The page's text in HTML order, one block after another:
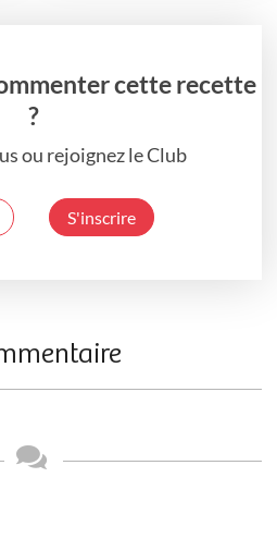
cette recette
?
ou rejoignez le Club
S'inscrire